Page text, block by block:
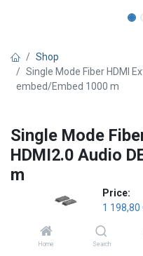
Price:
1 198,80
Home Search
Shop
Single Mode Fiber HDMI
embed/Embed 1000 m
Single Mode
HDMI2.0 Audio
m
HDMI Loop out -
HDMI:n siirto simplex single